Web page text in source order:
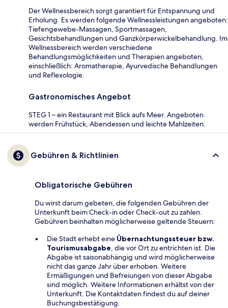
Der Wellnessbereich sorgt garantiert für Entspannung und
Erholung. Es werden folgende Wellnessleistungen angeboten:
Tiefengewebe-Massagen, Sportmassagen,
Gesichtsbehandlungen und Ganzkörperwickelbehandlung. Im
Wellnessbereich werden verschiedene
Behandlungsmöglichkeiten und Therapien angeboten,
einschließlich: Aromatherapie, Ayurvedische Behandlungen
und Reflexologie.
Gastronomisches Angebot
STEG 1 – ein Restaurant mit Blick aufs Meer. Angeboten
werden Frühstück, Abendessen und leichte Mahlzeiten.
Gebühren & Richtlinien
Obligatorische Gebühren
Du wirst darum gebeten, die folgenden Gebühren der
Unterkunft beim Check-in oder Check-out zu zahlen.
Gebühren beinhalten möglicherweise geltende Steuern:
Die Stadt erhebt eine Übernachtungssteuer bzw.
Tourismusabgabe, die vor Ort zu entrichten ist. Die
Abgabe ist saisonabhängig und wird möglicherweise
nicht das ganze Jahr über erhoben. Weitere
Ermäßigungen und Befreiungen von dieser Abgabe
sind möglich. Weitere Informationen erhältst von der
Unterkunft. Die Kontaktdaten findest du auf deiner
Buchungsbestätigung.